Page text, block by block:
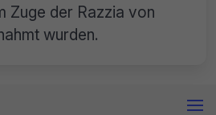
Zuge der Razzia von
wurden.